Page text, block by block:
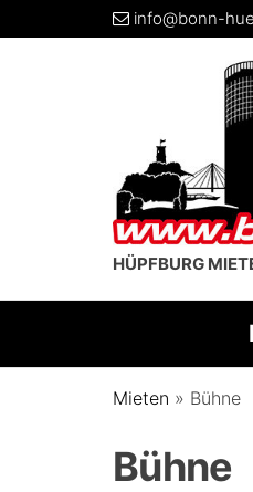
info@bonn-
HÜPFBURG
Mieten » Bühne
Bühne